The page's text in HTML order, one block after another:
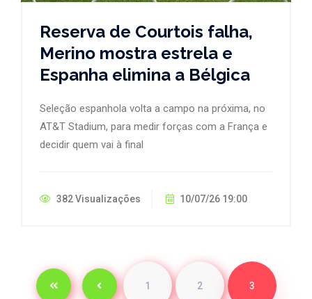
Reserva de Courtois falha,
Merino mostra estrela e
Espanha elimina a Bélgica
Seleção espanhola volta a campo na próxima, no
AT&T Stadium, para medir forças com a França e
decidir quem vai à final
382 Visualizações 10/07/26 19:00
1 2 3